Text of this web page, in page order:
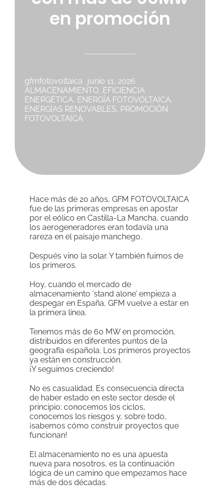
Cooperación
en promoción
gfmfotovoltaica
junio 11, 2026
ALMACENAMIENTO, EFICIENCIA
ENERGÉTICA, ENERGÍA FOTOVOLTAICA,
ENERGÍAS RENOVABLES, PROMOCIÓN
FOTOVOLTAICA
Hace más de 20 años, GFM FOTOVOLTAICA
fue de las primeras empresas en apostar
por el eólico en Castilla-La Mancha, cuando
los aerogeneradores eran todavía una
rareza en el paisaje manchego.
Después vino la solar. Y también fuimos de
los primeros.
Hoy, cuando el mercado de
almacenamiento ‘stand alone’ empieza a
despegar en España, GFM vuelve a estar en
la primera línea.
Tenemos más de 60 MW en promoción,
distribuidos en diferentes puntos de la
geografía española. Los primeros proyectos
ya están en construcción.
¡Y seguimos creciendo!
No es casualidad. Es consecuencia directa
de haber estado en este sector desde el
principio: conocemos los ciclos,
conocemos los riesgos y, sobre todo,
¡sabemos cómo construir proyectos que
funcionan!
El almacenamiento no es una apuesta
nueva para nosotros, es la continuación
lógica de un camino que empezamos hace
más de dos décadas.